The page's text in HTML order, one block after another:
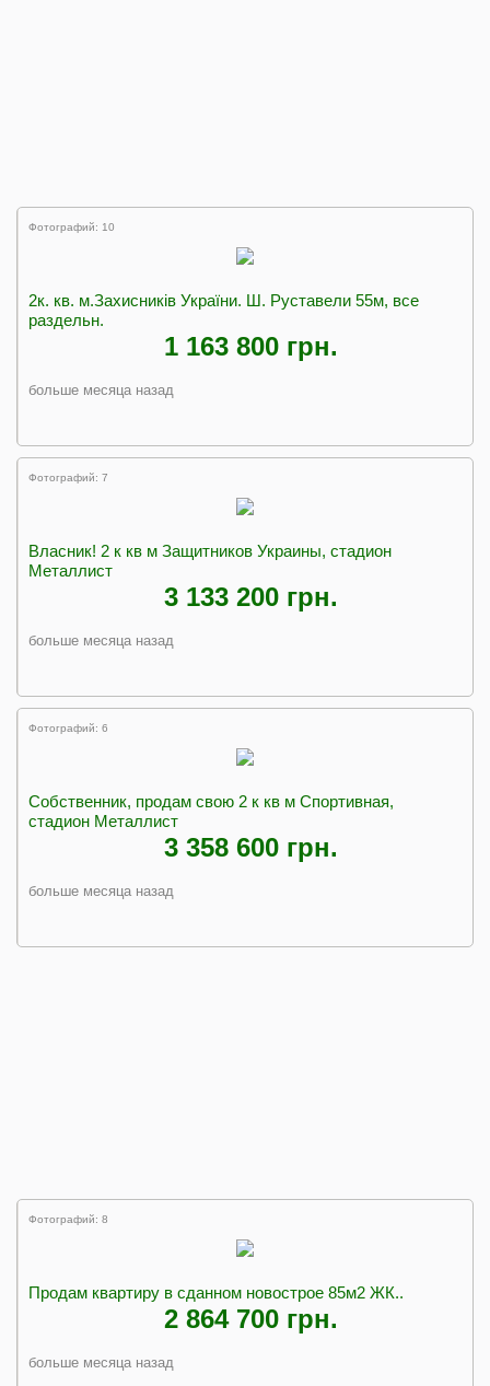
Фотографий: 10
2к. кв. м.Захисників України. Ш. Руставели 55м, все
раздельн.
1 163 800 грн.
больше месяца назад
Фотографий: 7
Власник! 2 к кв м Защитников Украины, стадион
Металлист
3 133 200 грн.
больше месяца назад
Фотографий: 6
Собственник, продам свою 2 к кв м Спортивная,
стадион Металлист
3 358 600 грн.
больше месяца назад
Фотографий: 8
Продам квартиру в сданном новострое 85м2 ЖК..
2 864 700 грн.
больше месяца назад